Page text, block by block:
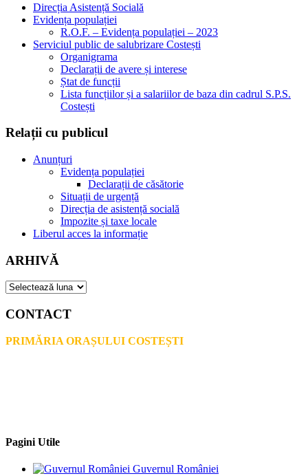
Direcția Asistență Socială
Evidența populației
R.O.F. – Evidența populației – 2023
Serviciul public de salubrizare Costești
Organigrama
Declarații de avere și interese
Ștat de funcții
Lista funcțiilor și a salariilor de baza din cadrul S.P.S.
Costești
Relații cu publicul
Anunțuri
Evidența populației
Declarații de căsătorie
Situații de urgență
Direcția de asistență socială
Impozite și taxe locale
Liberul acces la informație
ARHIVĂ
ARHIVĂ
CONTACT
PRIMĂRIA ORAȘULUI COSTEȘTI
Pagini Utile
Guvernul României